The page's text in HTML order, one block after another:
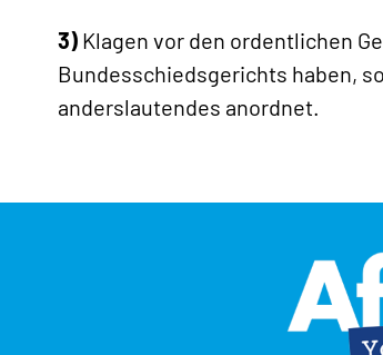
3) Klagen vor den ordentlichen
Bundesschiedsgerichts haben,
anderslautendes anordnet.